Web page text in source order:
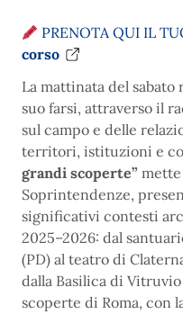
PRENOTA QUI IL
corso
La mattinata del
suo farsi, attraverso il
sul campo e delle
territori, istituzioni e
grandi scoperte”
Soprintendenze,
significativi contesti
2025–2026: dal
(PD) al teatro di
dalla Basilica di
scoperte di Roma, con